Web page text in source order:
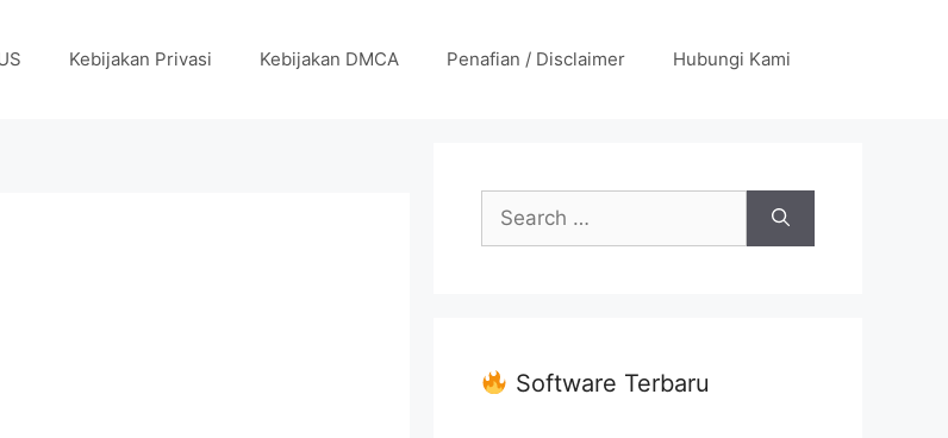
Kebijakan Privasi Kebijakan DMCA Penafian / Disclaimer Hubungi Kami
Search
for:
Software Terbaru